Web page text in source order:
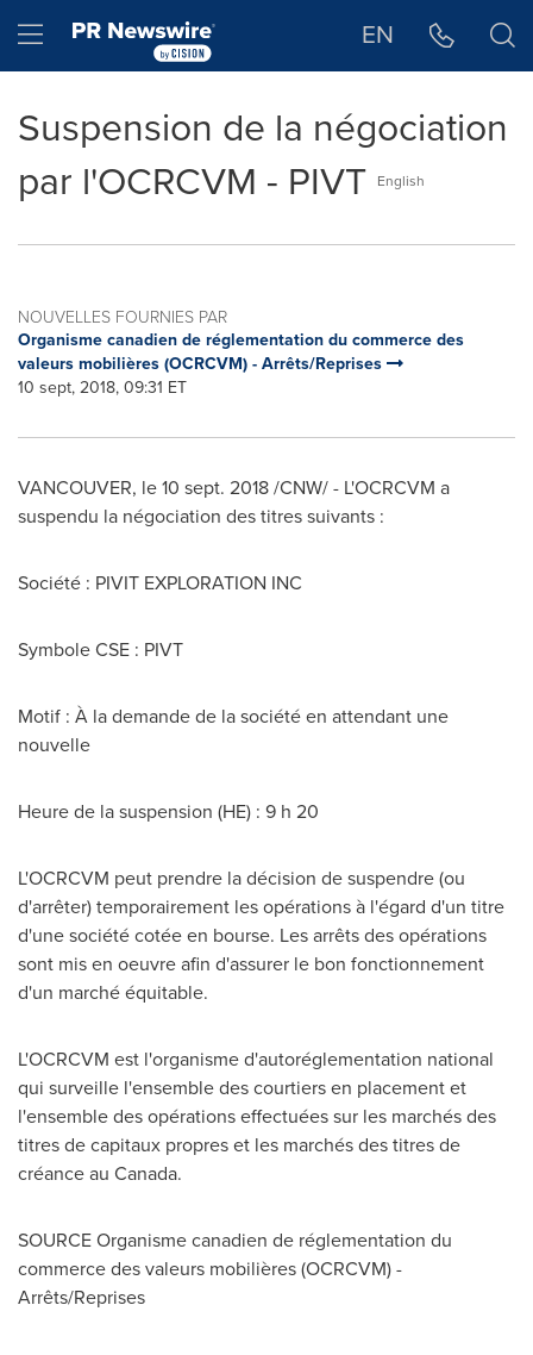
Hamburger menu EN
Suspension de la négociation
par l'OCRCVM - PIVT English
NOUVELLES FOURNIES PAR
Organisme canadien de réglementation du commerce des
valeurs mobilières (OCRCVM) - Arrêts/Reprises
10 sept, 2018, 09:31 ET
VANCOUVER, le 10 sept. 2018 /CNW/ - L'OCRCVM a
suspendu la négociation des titres suivants :
Société : PIVIT EXPLORATION INC
Symbole CSE : PIVT
Motif : À la demande de la société en attendant une
nouvelle
Heure de la suspension (HE) : 9 h 20
L'OCRCVM peut prendre la décision de suspendre (ou
d'arrêter) temporairement les opérations à l'égard d'un titre
d'une société cotée en bourse. Les arrêts des opérations
sont mis en oeuvre afin d'assurer le bon fonctionnement
d'un marché équitable.
L'OCRCVM est l'organisme d'autoréglementation national
qui surveille l'ensemble des courtiers en placement et
l'ensemble des opérations effectuées sur les marchés des
titres de capitaux propres et les marchés des titres de
créance au Canada.
SOURCE Organisme canadien de réglementation du
commerce des valeurs mobilières (OCRCVM) -
Arrêts/Reprises